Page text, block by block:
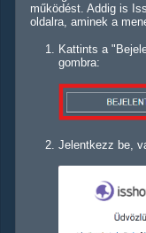
működést. Addig is
oldalra, aminek a
Kattints a
gombra:
Jelentkezz be,